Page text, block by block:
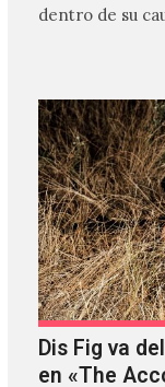
dentro de su
Dis Fig va
en «The